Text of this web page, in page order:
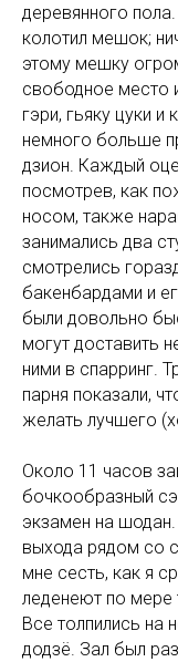
деревянного
колотил мешок;
этому мешку
свободное место
гэри, гьяку цуки
немного больше
дзион. Каждый
посмотрев, как
носом, также
занимались два
смотрелись
бакенбардами и
были довольно
могут доставить
ними в спарринг.
парня показали,
желать лучшего
Около 11 часов
бочкообразный
экзамен на шодан.
выхода рядом со
мне сесть, как я
леденеют по мере
Все толпились на
додзё. Зал был